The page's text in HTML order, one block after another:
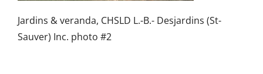
Jardins & veranda, CHSLD L.-B.- Desjardins (St-
Sauver) Inc. photo #2